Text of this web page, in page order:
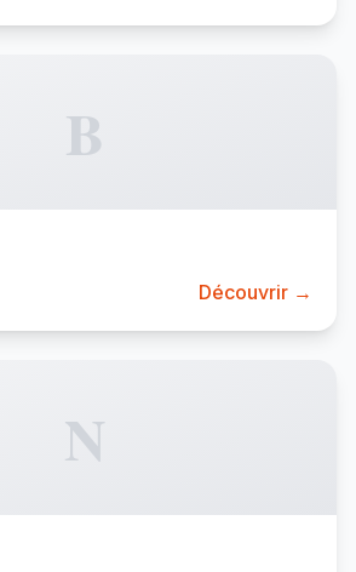
B
Découvrir →
N